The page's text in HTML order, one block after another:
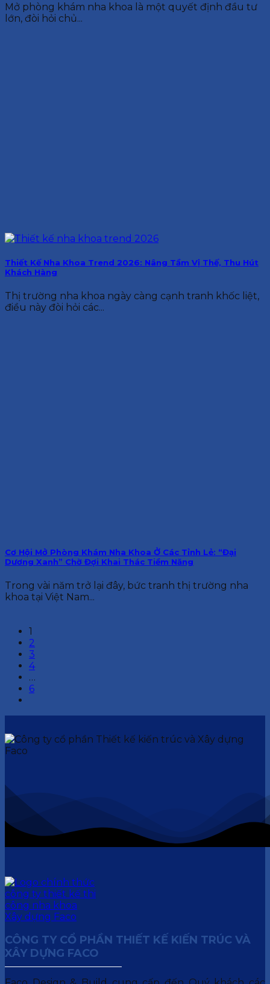
Mở phòng khám nha khoa là một quyết định đầu tư
lớn, đòi hỏi chủ...
Thiết Kế Nha Khoa Trend 2026: Nâng Tầm Vị Thế, Thu Hút
Khách Hàng
Thị trường nha khoa ngày càng cạnh tranh khốc liệt,
điều này đòi hỏi các...
Cơ Hội Mở Phòng Khám Nha Khoa Ở Các Tỉnh Lẻ: “Đại
Dương Xanh” Chờ Đợi Khai Thác Tiềm Năng
Trong vài năm trở lại đây, bức tranh thị trường nha
khoa tại Việt Nam...
1
2
3
4
…
6
CÔNG TY CỔ PHẦN THIẾT KẾ KIẾN TRÚC VÀ
XÂY DỰNG FACO